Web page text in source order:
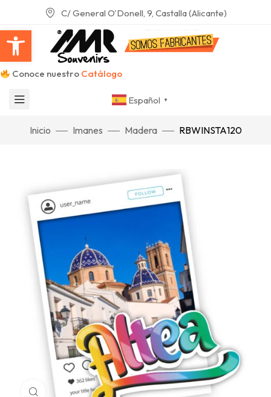
Abrir barra de herramientas
C/ General O'Donell, 9, Castalla (Alicante)
Conoce nuestro Catálogo
Español ▼
Inicio Imanes Madera RBWINSTA120
Haga Click para agrandar